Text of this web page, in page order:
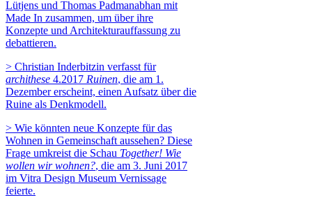
Lütjens und Thomas Padmanabhan mit
Made In zusammen, um über ihre
Konzepte und Architekturauffassung zu
debattieren.
> Christian Inderbitzin verfasst für
archithese 4.2017 Ruinen, die am 1.
Dezember erscheint, einen Aufsatz über die
Ruine als Denkmodell.
> Wie könnten neue Konzepte für das
Wohnen in Gemeinschaft aussehen? Diese
Frage umkreist die Schau Together! Wie
wollen wir wohnen?, die am 3. Juni 2017
im Vitra Design Museum Vernissage
feierte.